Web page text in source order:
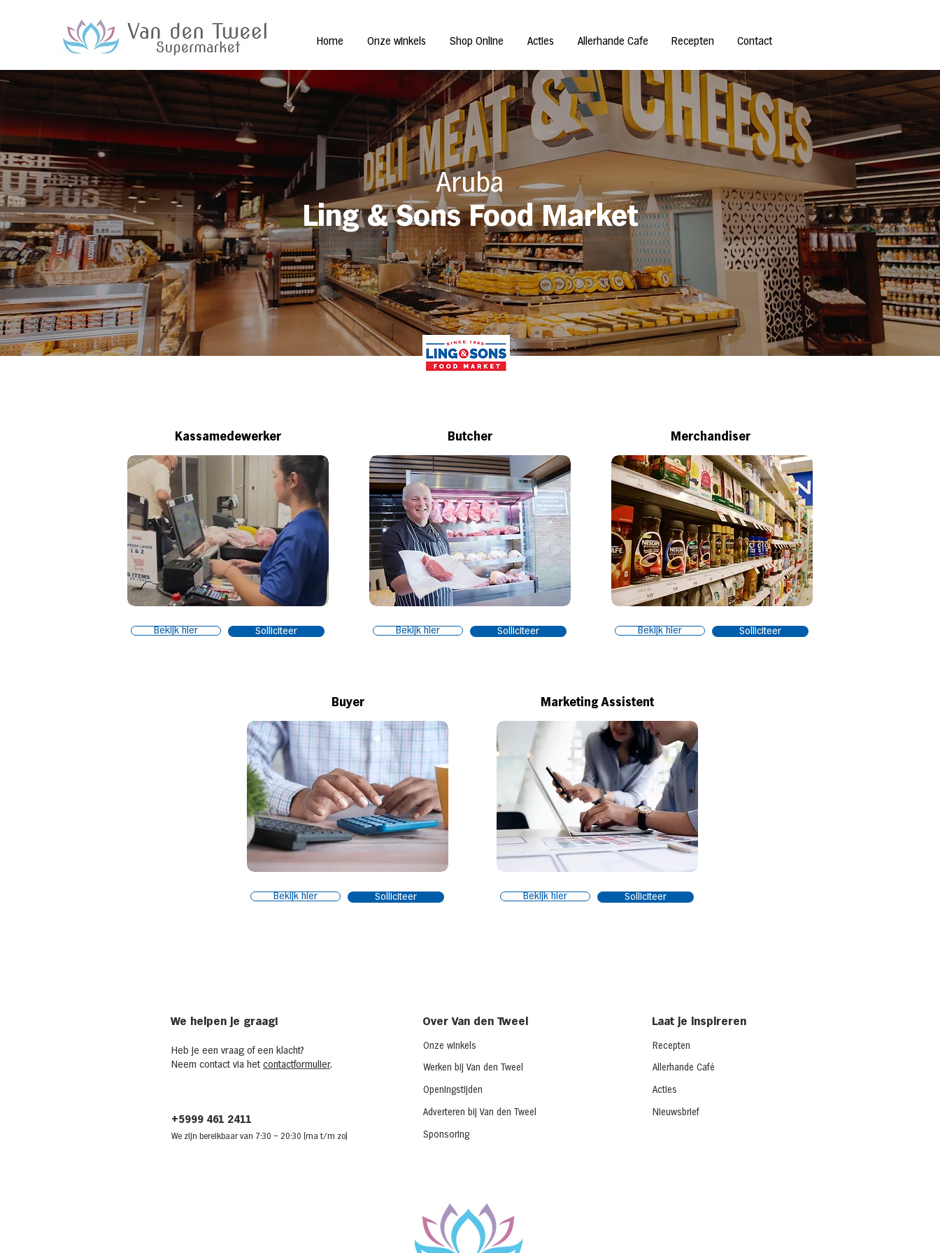
Home Onze winkels Shop Online Acties Allerhande Cafe Recepten Contact
Aruba
Ling & Sons Food Market
Kassamedewerker
Bekijk hier Solliciteer
Butcher
Bekijk hier Solliciteer
Merchandiser
Bekijk hier Solliciteer
Buyer
Bekijk hier Solliciteer
Marketing Assistent
Bekijk hier Solliciteer
We helpen je graag!
Heb je een vraag of een klacht?
Neem contact via het contactformulier.
+5999 461 2411
We zijn bereikbaar van 7:30 – 20:30 (ma t/m zo)
Over Van den Tweel
Onze winkels
Werken bij Van den Tweel
Openingstijden
Adverteren bij Van den Tweel
Sponsoring
Laat je inspireren
Recepten
Allerhande Café
Acties
Nieuwsbrief